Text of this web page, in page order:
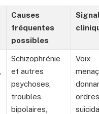
Causes
fréquentes
possibles
Schizophrénie
et autres
psychoses,
troubles
bipolaires,
Voix
ordres